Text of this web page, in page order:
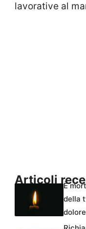
lavorative al
Articoli
È
della
dolore